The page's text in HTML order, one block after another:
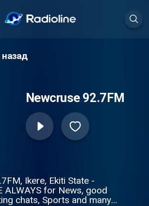
Newcruse 92.7FM
Ikere, Ekiti State -
ALWAYS for News, good
chats, Sports and many